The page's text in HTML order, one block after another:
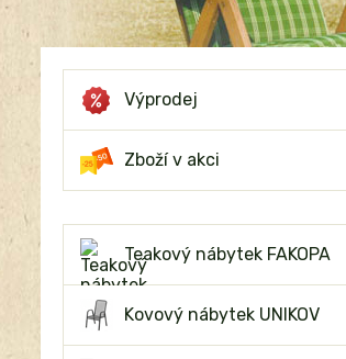
Výprodej
Zboží v akci
Teakový nábytek FAKOPA
Kovový nábytek UNIKOV